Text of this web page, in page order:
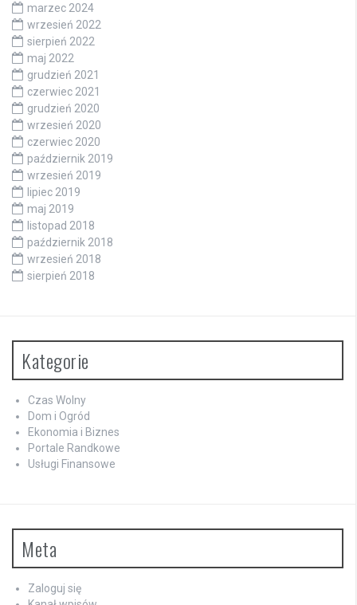
marzec 2024
wrzesień 2022
sierpień 2022
maj 2022
grudzień 2021
czerwiec 2021
grudzień 2020
wrzesień 2020
czerwiec 2020
październik 2019
wrzesień 2019
lipiec 2019
maj 2019
listopad 2018
październik 2018
wrzesień 2018
sierpień 2018
Kategorie
Czas Wolny
Dom i Ogród
Ekonomia i Biznes
Portale Randkowe
Usługi Finansowe
Meta
Zaloguj się